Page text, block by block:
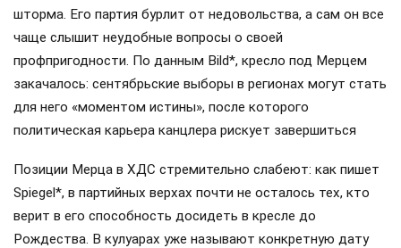
шторма. Его партия бурлит от недовольства, а сам он все
чаще слышит неудобные вопросы о своей
профпригодности. По данным Bild*, кресло под Мерцем
закачалось: сентябрьские выборы в регионах могут стать
для него «моментом истины», после которого
политическая карьера канцлера рискует завершиться
Позиции Мерца в ХДС стремительно слабеют: как пишет
Spiegel*, в партийных верхах почти не осталось тех, кто
верит в его способность досидеть в кресле до
Рождества. В кулуарах уже называют конкретную дату